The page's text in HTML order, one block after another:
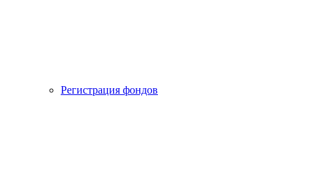
Регистрация фондов